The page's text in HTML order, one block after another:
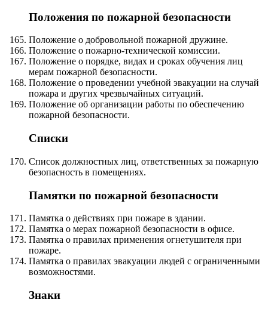
Положения по пожарной безопасности
Положение о добровольной пожарной дружине.
Положение о пожарно-технической комиссии.
Положение о порядке, видах и сроках обучения лиц
мерам пожарной безопасности.
Положение о проведении учебной эвакуации на случай
пожара и других чрезвычайных ситуаций.
Положение об организации работы по обеспечению
пожарной безопасности.
Списки
Список должностных лиц, ответственных за пожарную
безопасность в помещениях.
Памятки по пожарной безопасности
Памятка о действиях при пожаре в здании.
Памятка о мерах пожарной безопасности в офисе.
Памятка о правилах применения огнетушителя при
пожаре.
Памятка о правилах эвакуации людей с ограниченными
возможностями.
Знаки